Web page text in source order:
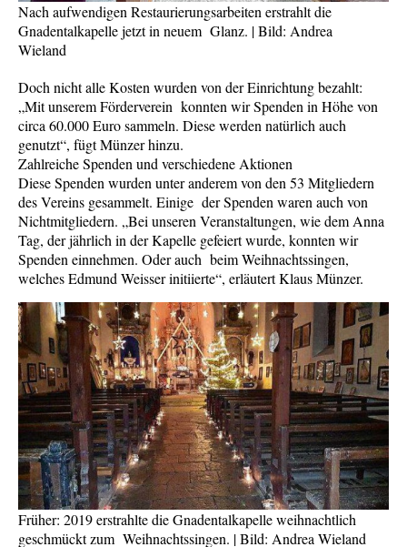
Nach aufwendigen Restaurierungsarbeiten erstrahlt die
Gnadentalkapelle jetzt in neuem Glanz. | Bild: Andrea
Wieland
Doch nicht alle Kosten wurden von der Einrichtung bezahlt:
„Mit unserem Förderverein konnten wir Spenden in Höhe von
circa 60.000 Euro sammeln. Diese werden natürlich auch
genutzt“, fügt Münzer hinzu.
Zahlreiche Spenden und verschiedene Aktionen
Diese Spenden wurden unter anderem von den 53 Mitgliedern
des Vereins gesammelt. Einige der Spenden waren auch von
Nichtmitgliedern. „Bei unseren Veranstaltungen, wie dem Anna
Tag, der jährlich in der Kapelle gefeiert wurde, konnten wir
Spenden einnehmen. Oder auch beim Weihnachtssingen,
welches Edmund Weisser initiierte“, erläutert Klaus Münzer.
Früher: 2019 erstrahlte die Gnadentalkapelle weihnachtlich
geschmückt zum Weihnachtssingen. | Bild: Andrea Wieland